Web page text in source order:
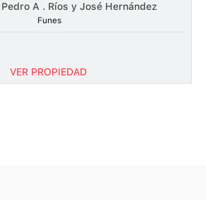
A . Ríos y José Hernández
Funes
VER PROPIEDAD